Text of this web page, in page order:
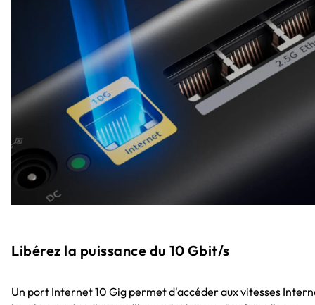
Libérez la puissance du 10 Gbit/s
Un port Internet 10 Gig permet d'accéder aux vitesses